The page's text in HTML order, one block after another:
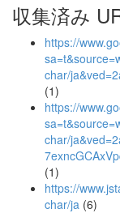
収集済み
https://
char/
(1)
https://
char/
(1)
https://
char/ja (6)